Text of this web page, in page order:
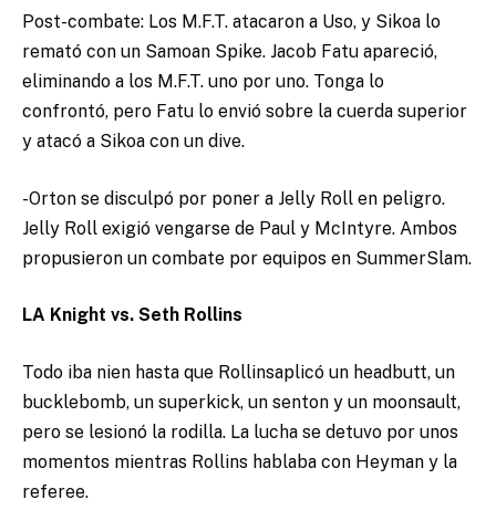
Post-combate: Los M.F.T. atacaron a Uso, y Sikoa lo
remató con un Samoan Spike. Jacob Fatu apareció,
eliminando a los M.F.T. uno por uno. Tonga lo
confrontó, pero Fatu lo envió sobre la cuerda superior
y atacó a Sikoa con un dive.
-Orton se disculpó por poner a Jelly Roll en peligro.
Jelly Roll exigió vengarse de Paul y McIntyre. Ambos
propusieron un combate por equipos en SummerSlam.
LA Knight vs. Seth Rollins
Todo iba nien hasta que Rollinsaplicó un headbutt, un
bucklebomb, un superkick, un senton y un moonsault,
pero se lesionó la rodilla. La lucha se detuvo por unos
momentos mientras Rollins hablaba con Heyman y la
referee.